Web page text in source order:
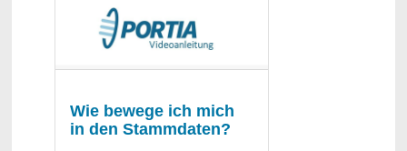
Wie bewege ich mich
in den Stammdaten?